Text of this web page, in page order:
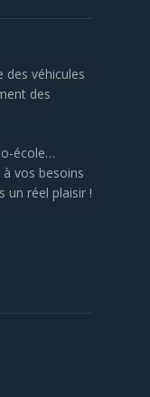
des véhicules
des
école…
à vos besoins
un réel plaisir !